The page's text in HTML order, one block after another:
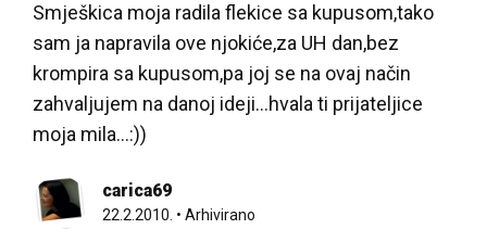
Smješkica moja radila flekice sa kupusom,tako
sam ja napravila ove njokiće,za UH dan,bez
krompira sa kupusom,pa joj se na ovaj način
zahvaljujem na danoj ideji…hvala ti prijateljice
moja mila…:))
carica69
22.2.2010. • Arhivirano